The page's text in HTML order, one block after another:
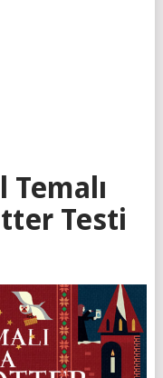
Testi